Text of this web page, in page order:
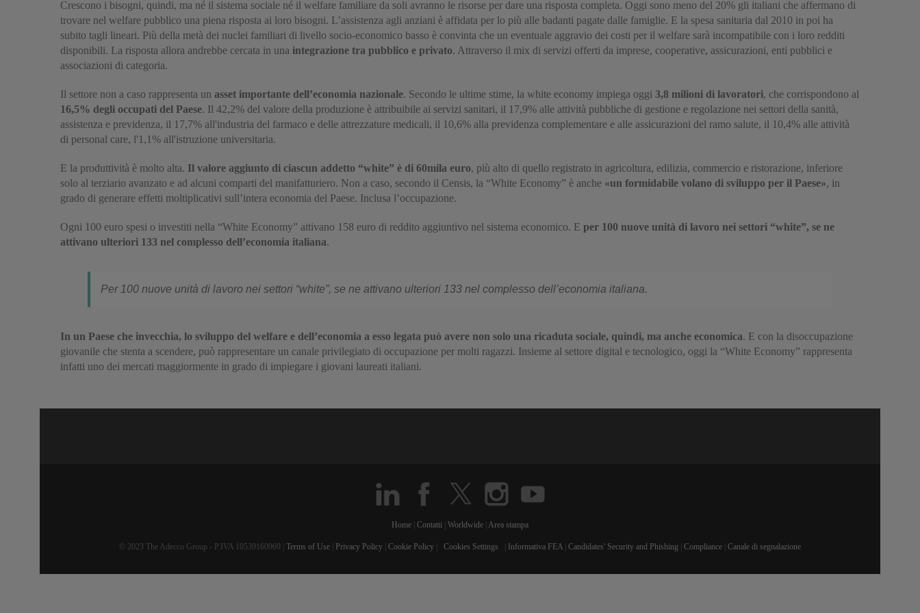
Crescono i bisogni, quindi, ma né il sistema sociale né il welfare familiare da soli avranno le risorse per dare una risposta completa. Oggi sono meno del 20% gli italiani che affermano di
trovare nel welfare pubblico una piena risposta ai loro bisogni. L’assistenza agli anziani è affidata per lo più alle badanti pagate dalle famiglie. E la spesa sanitaria dal 2010 in poi ha
subito tagli lineari. Più della metà dei nuclei familiari di livello socio-economico basso è convinta che un eventuale aggravio dei costi per il welfare sarà incompatibile con i loro redditi
disponibili. La risposta allora andrebbe cercata in una integrazione tra pubblico e privato. Attraverso il mix di servizi offerti da imprese, cooperative, assicurazioni, enti pubblici e
associazioni di categoria.
Il settore non a caso rappresenta un asset importante dell’economia nazionale. Secondo le ultime stime, la white economy impiega oggi 3,8 milioni di lavoratori, che corrispondono al
16,5% degli occupati del Paese. Il 42,2% del valore della produzione è attribuibile ai servizi sanitari, il 17,9% alle attività pubbliche di gestione e regolazione nei settori della sanità,
assistenza e previdenza, il 17,7% all'industria del farmaco e delle attrezzature medicali, il 10,6% alla previdenza complementare e alle assicurazioni del ramo salute, il 10,4% alle attività
di personal care, l'1,1% all'istruzione universitaria.
E la produttività è molto alta. Il valore aggiunto di ciascun addetto “white” è di 60mila euro, più alto di quello registrato in agricoltura, edilizia, commercio e ristorazione, inferiore
solo al terziario avanzato e ad alcuni comparti del manifatturiero. Non a caso, secondo il Censis, la “White Economy” è anche «un formidabile volano di sviluppo per il Paese», in
grado di generare effetti moltiplicativi sull’intera economia del Paese. Inclusa l’occupazione.
Ogni 100 euro spesi o investiti nella “White Economy” attivano 158 euro di reddito aggiuntivo nel sistema economico. E per 100 nuove unità di lavoro nei settori “white”, se ne
attivano ulteriori 133 nel complesso dell’economia italiana.
Per 100 nuove unità di lavoro nei settori “white”, se ne attivano ulteriori 133 nel complesso dell’economia italiana.
In un Paese che invecchia, lo sviluppo del welfare e dell’economia a esso legata può avere non solo una ricaduta sociale, quindi, ma anche economica. E con la disoccupazione
giovanile che stenta a scendere, può rappresentare un canale privilegiato di occupazione per molti ragazzi. Insieme al settore digital e tecnologico, oggi la “White Economy” rappresenta
infatti uno dei mercati maggiormente in grado di impiegare i giovani laureati italiani.
Home Contatti Worldwide Area stampa
© 2023 The Adecco Group - P.IVA 10539160969 | Terms of Use Privacy Policy Cookie Policy Cookies Settings Informativa FEA Candidates' Security and Phishing Compliance Canale di segnalazione